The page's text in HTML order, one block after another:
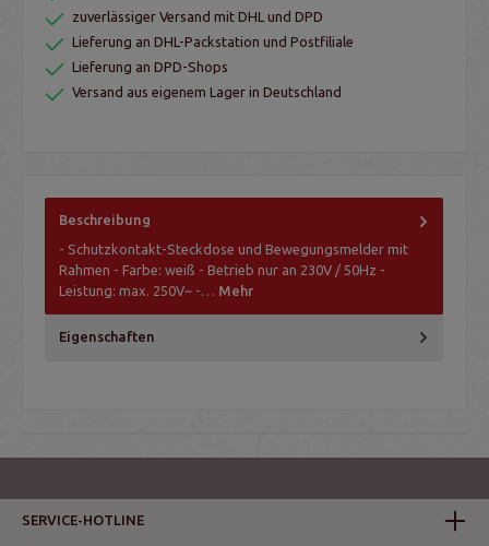
zuverlässiger Versand mit DHL und DPD
Lieferung an DHL-Packstation und Postfiliale
Lieferung an DPD-Shops
Versand aus eigenem Lager in Deutschland
Beschreibung
- Schutzkontakt-Steckdose und Bewegungsmelder mit
Rahmen - Farbe: weiß - Betrieb nur an 230V / 50Hz -
Leistung: max. 250V~ -… Mehr
Eigenschaften
SERVICE-HOTLINE